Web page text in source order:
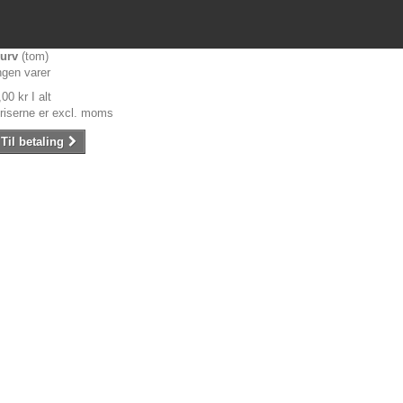
(tom)
varer
kr
I alt
er excl. moms
Til betaling